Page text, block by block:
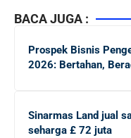
bagi Fresh Graduate
10 Lembaga
Paling Diakui di
Menjaga Hubungan
Karier untuk Pemula
BACA JUGA :
Prospek Bisnis
2026: Bertahan,
Sinarmas Land jual
seharga £ 72 juta